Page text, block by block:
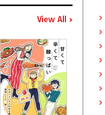
View All